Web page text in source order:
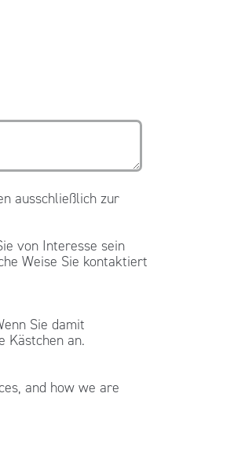
ausschließlich zur
von Interesse sein
Weise Sie kontaktiert
Sie damit
Kästchen an.
and how we are